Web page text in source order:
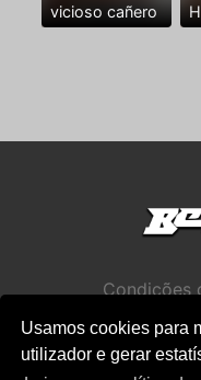
Usamos cookies para
utilizador e gerar
vicioso cañero
Condições
Política de
Política de